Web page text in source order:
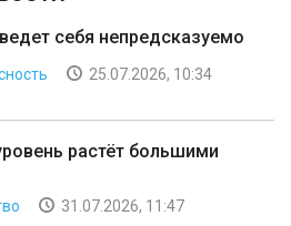
себя непредсказуемо
25.07.2026, 10:34
растёт большими
31.07.2026, 11:47